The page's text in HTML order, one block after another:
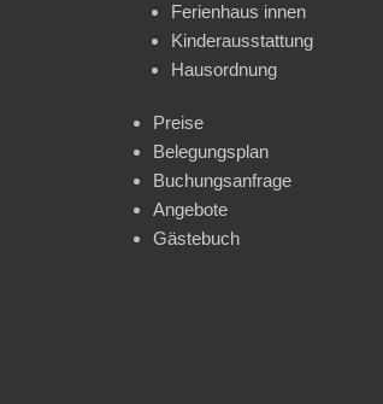
Ferienhaus innen
Kinderausstattung
Hausordnung
Preise
Belegungsplan
Buchungsanfrage
Angebote
Gästebuch